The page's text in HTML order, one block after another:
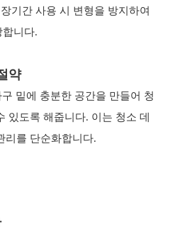
기간 사용 시 변형을 방지하여
니다.
약
밑에 충분한 공간을 만들어 청
있도록 해줍니다. 이는 청소 데
리를 단순화합니다.